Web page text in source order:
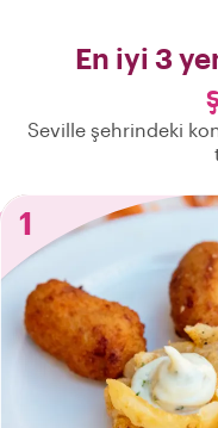
En iyi 3
Seville şehrindeki
1